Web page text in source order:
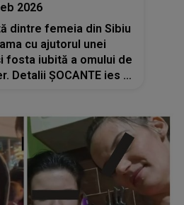
2026
dintre femeia din Sibiu
cu ajutorul unei
fosta iubită a omului de
Detalii ȘOCANTE ies la